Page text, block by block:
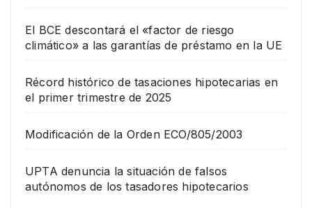
El BCE descontará el «factor de riesgo
climático» a las garantías de préstamo en la UE
Récord histórico de tasaciones hipotecarias en
el primer trimestre de 2025
Modificación de la Orden ECO/805/2003
UPTA denuncia la situación de falsos
autónomos de los tasadores hipotecarios